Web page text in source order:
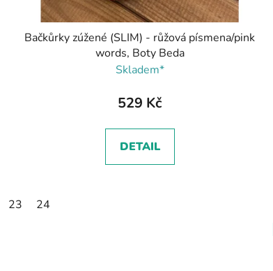
Bačkůrky zúžené (SLIM) - růžová písmena/pink
words, Boty Beda
Skladem*
529 Kč
DETAIL
23 24